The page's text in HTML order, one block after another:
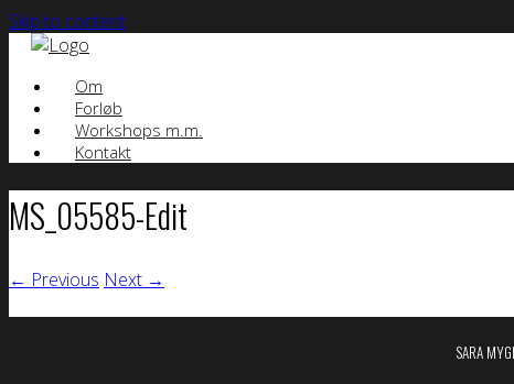
Skip to content
Om
Forløb
Workshops m.m.
Kontakt
MS_05585-Edit
← Previous Next →
SARA